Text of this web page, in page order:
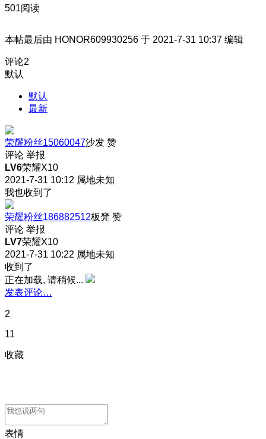
501阅读
本帖最后由 HONOR609930256 于 2021-7-31 10:37 编辑
评论2
默认
默认
最新
荣耀粉丝15060047沙发 赞
评论 举报
LV6荣耀X10
2021-7-31 10:12 属地未知
我也收到了
荣耀粉丝186882512板凳 赞
评论 举报
LV7荣耀X10
2021-7-31 10:22 属地未知
收到了
正在加载, 请稍候...
发表评论…
2
11
收藏
表情